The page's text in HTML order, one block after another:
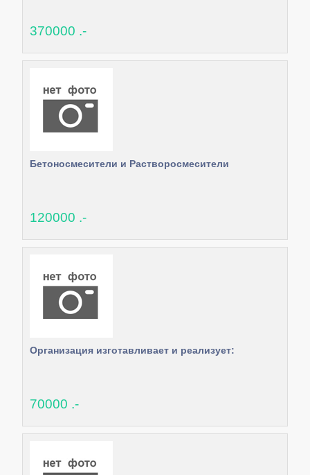
370000 .-
Бетоносмесители и Растворосмесители
120000 .-
Организация изготавливает и реализует:
70000 .-